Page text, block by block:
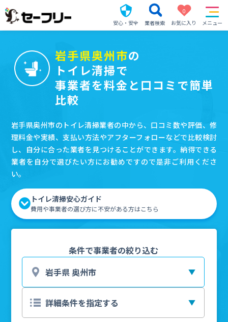
安心・安全 業者検索
0
お気に入り
メニュー
岩手県奥州市の
トイレ清掃で
事業者を料金と口コミで簡単
比較
岩手県奥州市のトイレ清掃業者の中から、口コミ数や評価、修
理料金や実績、支払い方法やアフターフォローなどで比較検討
し、自分に合った業者を見つけることができます。納得できる
業者を自分で選びたい方にお勧めですので是非ご利用くださ
い。
トイレ清掃安心ガイド
費用や事業者の選び方に不安がある方はこちら
条件で事業者の絞り込む